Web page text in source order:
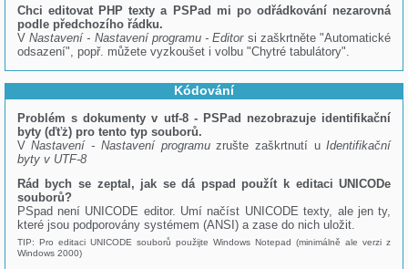
Chci editovat PHP texty a PSPad mi po odřádkování nezarovná
podle předchozího řádku.
VNastavení - Nastavení programu - Editorsi zaškrtněte "Automatické
odsazení", popř. můžete vyzkoušet i volbu "Chytré tabulátory".
Kódování
Problém s dokumenty v utf-8 - PSPad nezobrazuje identifikační
byty (ďťż) pro tento typ souborů.
VNastavení - Nastavení programuzrušte zaškrtnutí uIdentifikační
byty v UTF-8
Rád bych se zeptal, jak se dá pspad použít k editaci UNICODe
souborů?
PSpad není UNICODE editor. Umí načíst UNICODE texty, ale jen ty,
které jsou podporovány systémem (ANSI) a zase do nich uložit.
TIP: Pro editaci UNICODE souborů použijte Windows Notepad (minimálně ale verzi z
Windows 2000)